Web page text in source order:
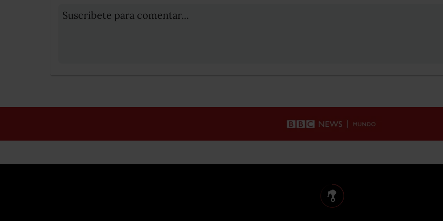
Suscribete para comentar...